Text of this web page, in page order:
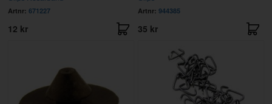
Artnr: 671227
12 kr
Artnr: 944385
35 kr